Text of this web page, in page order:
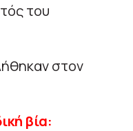
του
στον
βία: